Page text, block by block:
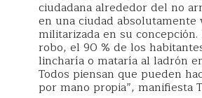
ciudadana alrededor del no
en una ciudad absolutamente
militarizada en su
robo, el 90 % de los
lincharía o mataría al ladrón
Todos piensan que pueden
por mano propia”, manifiesta